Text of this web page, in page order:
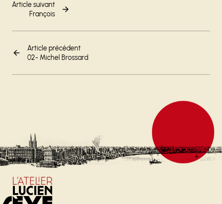
Article précédent
02- Michel Brossard
Article suivant
François